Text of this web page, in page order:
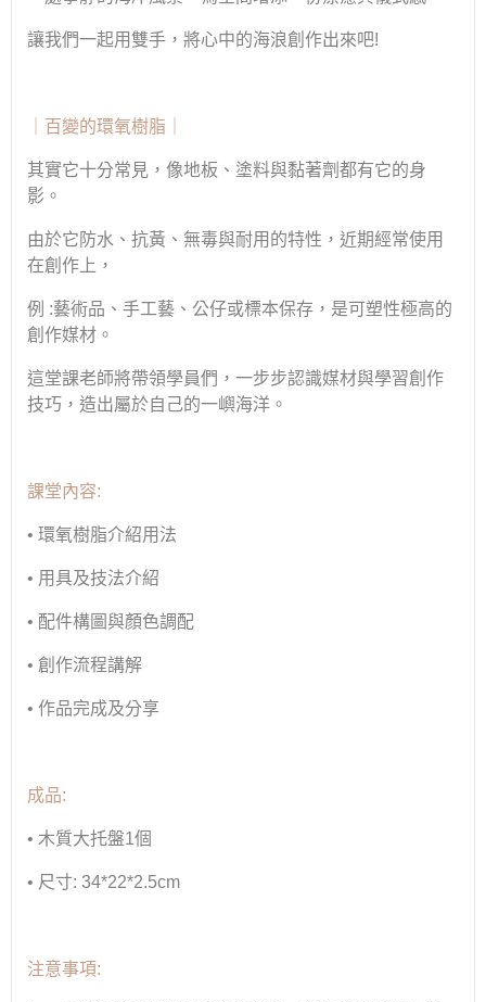
讓我們一起用雙手，將心中的海浪創作出來吧!
｜百變的環氧樹脂｜
其實它十分常見，像地板、塗料與黏著劑都有它的身
影。
由於它防水、抗黃、無毒與耐用的特性，近期經常使用
在創作上，
例 :藝術品、手工藝、公仔或標本保存，是可塑性極高的
創作媒材。
這堂課老師將帶領學員們，一步步認識媒材與學習創作
技巧，造出屬於自己的一嶼海洋。
課堂內容:
• 環氧樹脂介紹用法
• 用具及技法介紹
• 配件構圖與顏色調配
• 創作流程講解
• 作品完成及分享
成品:
• 木質大托盤1個
• 尺寸: 34*22*2.5cm
注意事項: